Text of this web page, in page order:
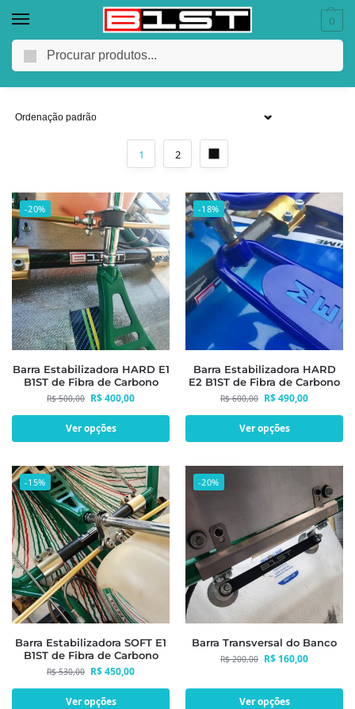
0
leadtime2
1 2
-20%
Barra Estabilizadora HARD E1
B1ST de Fibra de Carbono
R$500,00 R$400,00
Ver opções
-18%
Barra Estabilizadora HARD
E2 B1ST de Fibra de Carbono
R$600,00 R$490,00
Ver opções
-15%
Barra Estabilizadora SOFT E1
B1ST de Fibra de Carbono
R$530,00 R$450,00
Ver opções
-20%
Barra Transversal do Banco
R$200,00 R$ 160,00
Ver opções